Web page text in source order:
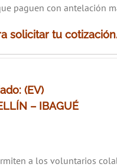
paguen con antelación
solicitar tu
(EV)
– IBAGUÉ
a los voluntarios